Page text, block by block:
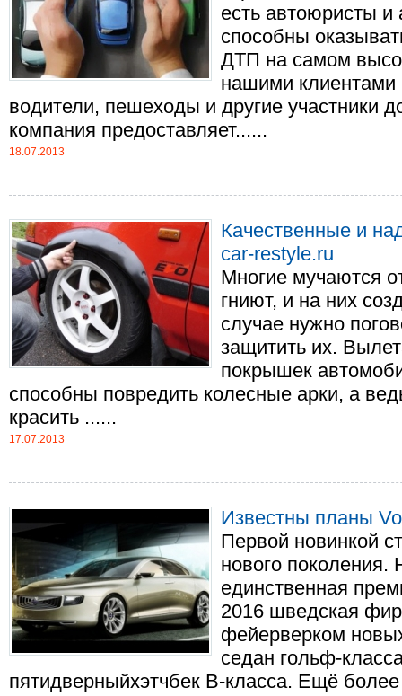
есть автоюристы
способны
ДТП на самом
нашими клиентами
водители, пешеходы и другие участники
компания предоставляет......
18.07.2013
Качественные и
car-restyle.ru
Многие мучаются
гниют, и на них
случае нужно
защитить их.
покрышек
способны повредить колесные арки, а
красить ......
17.07.2013
Известны планы
Первой новинкой
нового
единственная
2016 шведская
фейерверком
седан гольф-
пятидверныйхэтчбек B-класса. Ещё